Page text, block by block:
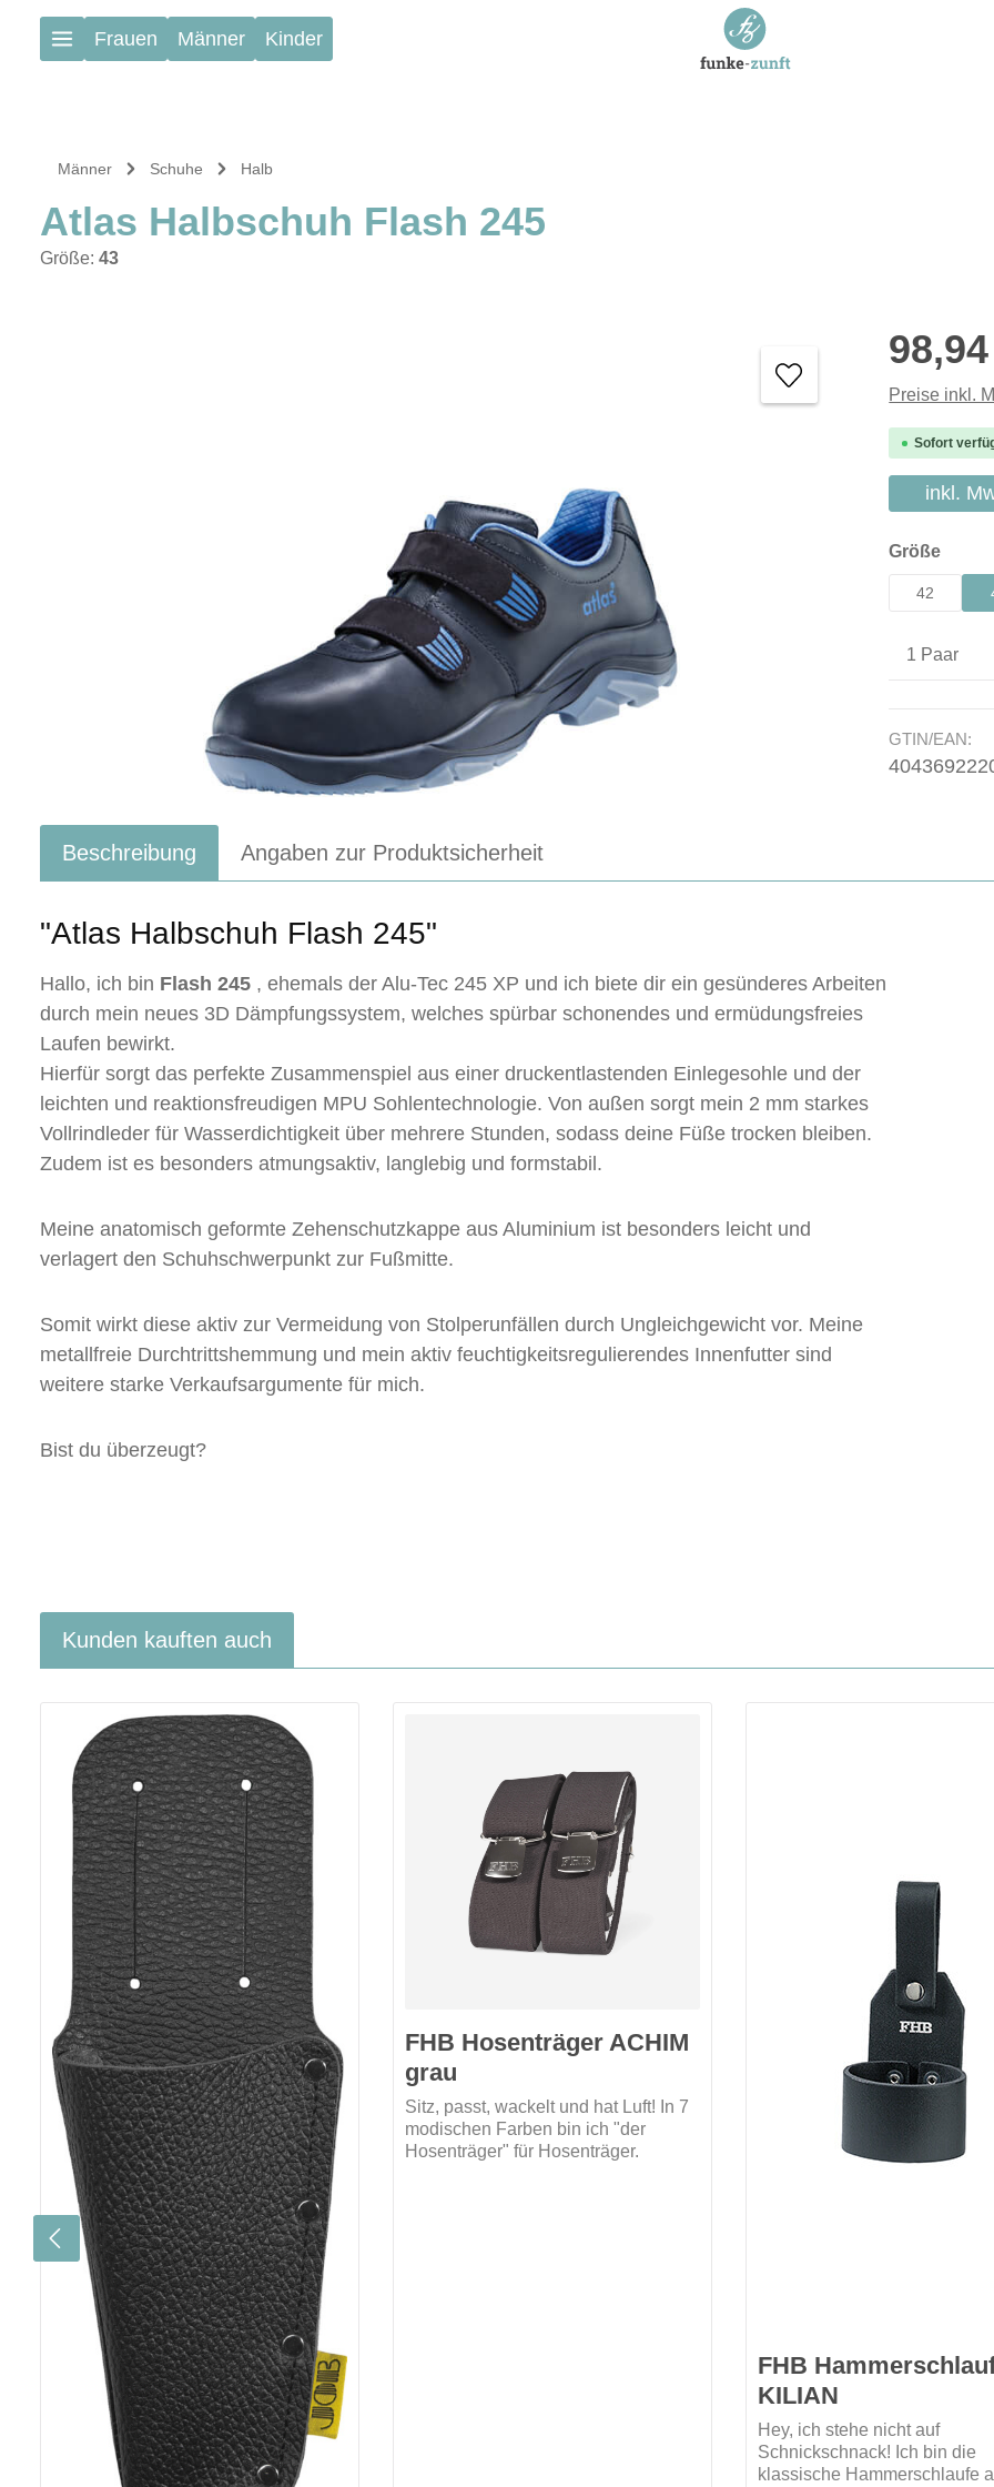
Zum Hauptinhalt springen
Frauen Männer Kinder
Männer Schuhe Halb
Atlas Halbschuh Flash 245
Größe: 43
Regulärer
Preise inkl.
Sofort
inkl.
Größe
42
Produkt
GTIN/EAN:
Beschreibung Angaben zur Produktsicherheit
"Atlas Halbschuh Flash 245"
Hallo, ich bin Flash 245 , ehemals der Alu-Tec 245 XP und ich biete dir ein gesünderes Arbeiten
durch mein neues 3D Dämpfungssystem, welches spürbar schonendes und ermüdungsfreies
Laufen bewirkt.
Hierfür sorgt das perfekte Zusammenspiel aus einer druckentlastenden Einlegesohle und der
leichten und reaktionsfreudigen MPU Sohlentechnologie. Von außen sorgt mein 2 mm starkes
Vollrindleder für Wasserdichtigkeit über mehrere Stunden, sodass deine Füße trocken bleiben.
Zudem ist es besonders atmungsaktiv, langlebig und formstabil.
Meine anatomisch geformte Zehenschutzkappe aus Aluminium ist besonders leicht und
verlagert den Schuhschwerpunkt zur Fußmitte.
Somit wirkt diese aktiv zur Vermeidung von Stolperunfällen durch Ungleichgewicht vor. Meine
metallfreie Durchtrittshemmung und mein aktiv feuchtigkeitsregulierendes Innenfutter sind
weitere starke Verkaufsargumente für mich.
Bist du überzeugt?
Kunden kauften auch
Produktgalerie überspringen
FHB Hosenträger ACHIM
grau
Sitz, passt, wackelt und hat Luft! In 7
modischen Farben bin ich "der
Hosenträger" für Hosenträger.
FHB
KILIAN
Hey, ich stehe nicht auf
Schnickschnack! Ich bin die
klassische Hammerschlaufe